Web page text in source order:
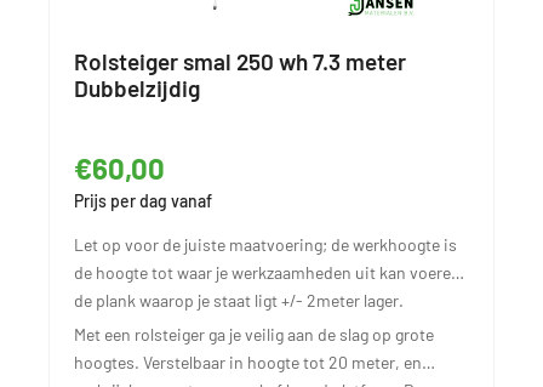
Rolsteiger smal 250 wh 7.3 meter
Dubbelzijdig
Prijs per dag vanaf
€60,00
Let op voor de juiste maatvoering; de werkhoogte is
de hoogte tot waar je werkzaamheden uit kan voeren,
de plank waarop je staat ligt +/- 2meter lager.
Met een rolsteiger ga je veilig aan de slag op grote
hoogtes. Verstelbaar in hoogte tot 20 meter, en